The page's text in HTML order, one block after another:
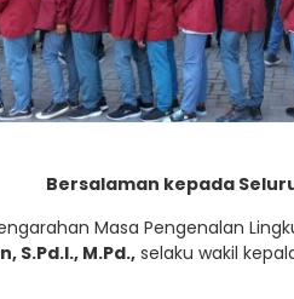
Bersalaman kepada
Masa Pengenalan
S.Pd.I., M.Pd., selaku wakil